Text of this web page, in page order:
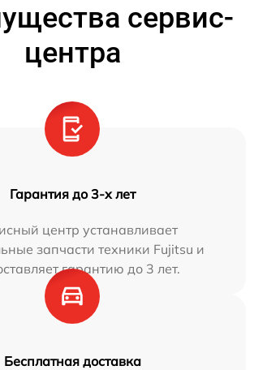
сервис-
центра
Гарантия до 3-х лет
центр устанавливает
запчасти техники Fujitsu и
гарантию до 3 лет.
Бесплатная доставка